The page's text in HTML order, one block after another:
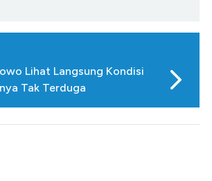
Lihat Langsung Kondisi
Tak Terduga